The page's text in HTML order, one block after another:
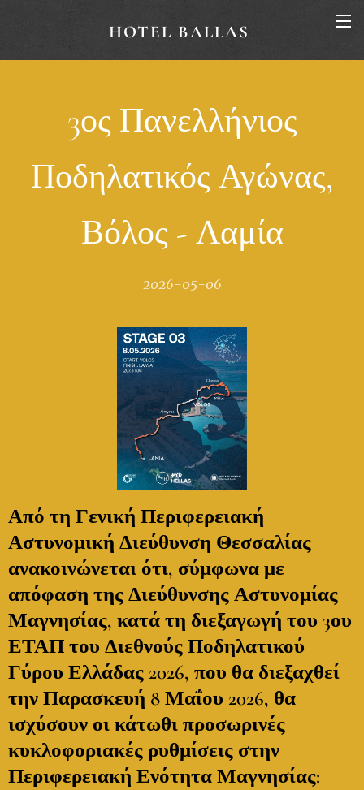
HOTEL BALLAS
3ος Πανελλήνιος
Ποδηλατικός Αγώνας,
Βόλος - Λαμία
2026-05-06
Από τη Γενική Περιφερειακή
Αστυνομική Διεύθυνση Θεσσαλίας
ανακοινώνεται ότι, σύμφωνα με
απόφαση της Διεύθυνσης Αστυνομίας
Μαγνησίας, κατά τη διεξαγωγή του 3ου
ΕΤΑΠ του Διεθνούς Ποδηλατικού
Γύρου Ελλάδας 2026, που θα διεξαχθεί
την Παρασκευή 8 Μαΐου 2026, θα
ισχύσουν οι κάτωθι προσωρινές
κυκλοφοριακές ρυθμίσεις στην
Περιφερειακή Ενότητα Μαγνησίας: